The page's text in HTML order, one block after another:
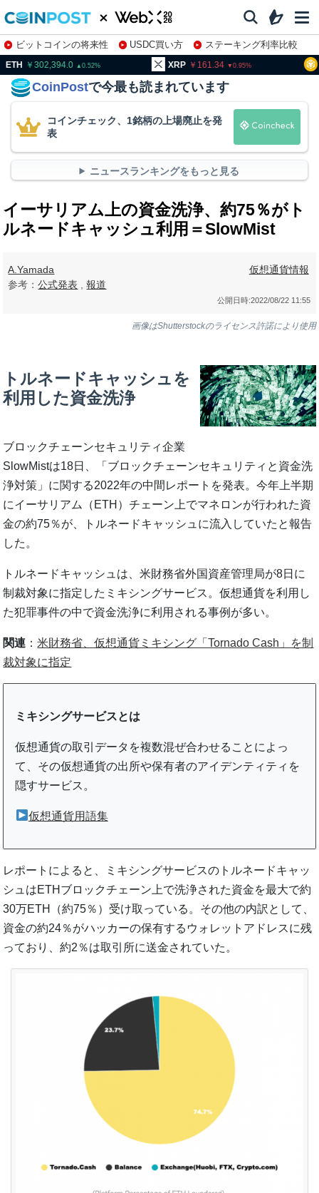
ビットコインの将来性 USDC買い方
ステーキング利率比較
株特集・関連銘柄
0.52 161.34 0.95
CoinPostで今最も読まれています
コインチェック、1銘柄の上場廃止を発
表
ニュースランキングをもっと見る
イーサリアム上の資金洗浄、約75％がト
ルネードキャッシュ利用＝SlowMist
A.Yamada
参考：公式発表 ,報道
仮想通貨情報
公開日時:2022/08/22 11:55
画像はShutterstockのライセンス許諾により使用
トルネードキャッシュを
利用した資金洗浄
ブロックチェーンセキュリティ企業
SlowMistは18日、「ブロックチェーンセキュリティと資金洗
浄対策」に関する2022年の中間レポートを発表。今年上半期
にイーサリアム（ETH）チェーン上でマネロンが行われた資
金の約75％が、トルネードキャッシュに流入していたと報告
した。
トルネードキャッシュは、米財務省外国資産管理局が8日に
制裁対象に指定したミキシングサービス。仮想通貨を利用し
た犯罪事件の中で資金洗浄に利用される事例が多い。
関連 ：米財務省、仮想通貨ミキシング「Tornado Cash」を制
裁対象に指定
ミキシングサービスとは
仮想通貨の取引データを複数混ぜ合わせることによっ
て、その仮想通貨の出所や保有者のアイデンティティを
隠すサービス。
仮想通貨用語集
レポートによると、ミキシングサービスのトルネードキャッ
シュはETHブロックチェーン上で洗浄された資金を最大で約
30万ETH（約75％）受け取っている。その他の内訳として、
資金の約24％がハッカーの保有するウォレットアドレスに残
っており、約2％は取引所に送金されていた。